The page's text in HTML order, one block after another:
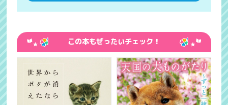
この本もぜったいチェック！